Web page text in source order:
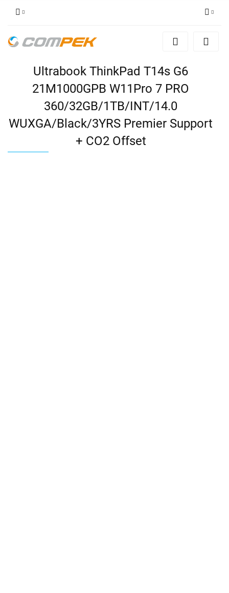
Zaloguj się
Dodaj zgłoszenie
Zgody cookies
Ultrabook ThinkPad T14s G6
21M1000GPB W11Pro 7 PRO
360/32GB/1TB/INT/14.0
WUXGA/Black/3YRS Premier Support
+ CO2 Offset